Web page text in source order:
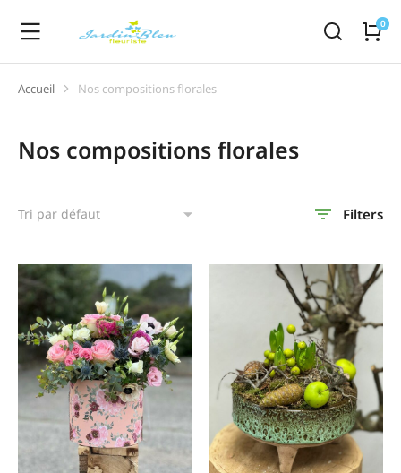
Vous êtes ici :
Accueil Nos compositions florales
Nos compositions florales
Filters